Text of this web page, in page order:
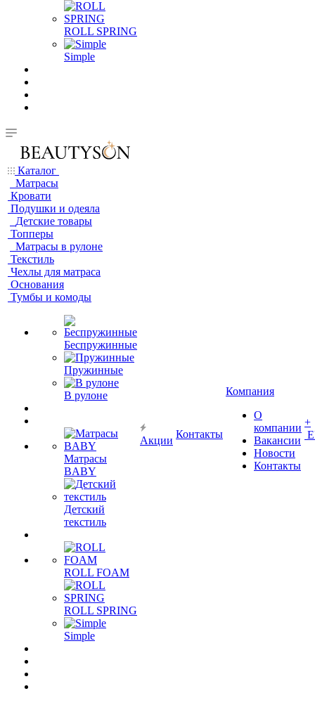
ROLL SPRING
Simple
Каталог
Матрасы
Кровати
Подушки и одеяла
Детские товары
Топперы
Матрасы в рулоне
Текстиль
Чехлы для матраса
Основания
Тумбы и комоды
Беспружинные
Пружинные
В рулоне
Матрасы
BABY
Детский
текстиль
ROLL FOAM
ROLL SPRING
Simple
Акции
Контакты
Компания
О
компании
Вакансии
Новости
Контакты
+